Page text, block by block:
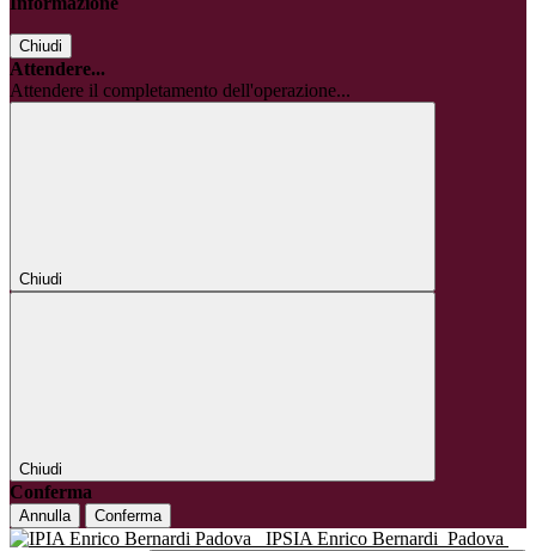
Chiudi
Attendere...
Attendere il completamento dell'operazione...
Chiudi
Chiudi
Conferma
Annulla Conferma
IPSIA Enrico Bernardi Padova